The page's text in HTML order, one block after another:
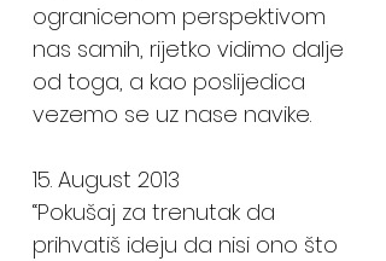
ogranicenom perspektivom
nas samih, rijetko vidimo dalje
od toga, a kao poslijedica
vezemo se uz nase navike.
15. August 2013
“Pokušaj za trenutak da
prihvatiš ideju da nisi ono što